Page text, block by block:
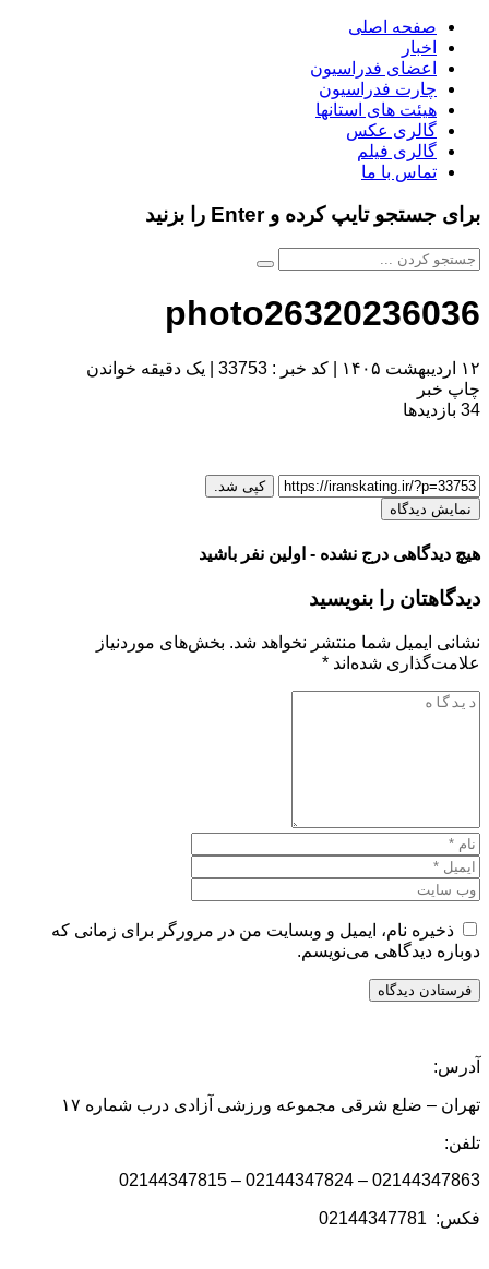
صفحه اصلی
اخبار
اعضای فدراسیون
چارت فدراسیون
هیئت های استانها
گالری عکس
گالری فیلم
تماس با ما
برای جستجو تایپ کرده و Enter را بزنید
photo26320236036
۱۲ اردیبهشت ۱۴۰۵ کد خبر : 33753
یک دقیقه خواندن
چاپ خبر
34 بازدیدها
کپی شد.
نمایش دیدگاه
هیچ دیدگاهی درج نشده - اولین نفر باشید
دیدگاهتان را بنویسید
نشانی ایمیل شما منتشر نخواهد شد. بخش‌های موردنیاز
علامت‌گذاری شده‌اند *
ذخیره نام، ایمیل و وبسایت من در مرورگر برای زمانی که
دوباره دیدگاهی می‌نویسم.
آدرس:
تهران – ضلع شرقی مجموعه ورزشی آزادی درب شماره ۱۷
تلفن:
02144347863 – 02144347824 – 02144347815
فکس: 02144347781